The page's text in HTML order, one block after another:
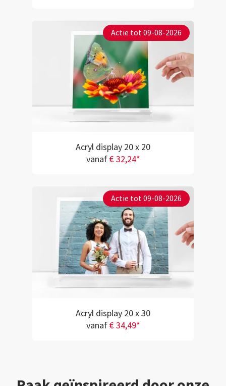
Actie tot 09-08-2026
Acryl display 20 x 20
vanaf€ 32,24*
Actie tot 09-08-2026
Acryl display 20 x 30
vanaf€ 34,49*